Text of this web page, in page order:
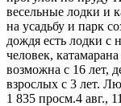
весельные лодки и
на усадьбу и парк
дождя есть лодки с
человек,
возможна с 16 лет,
взрослых с 3 лет.
1 835 просм.4 авг.,